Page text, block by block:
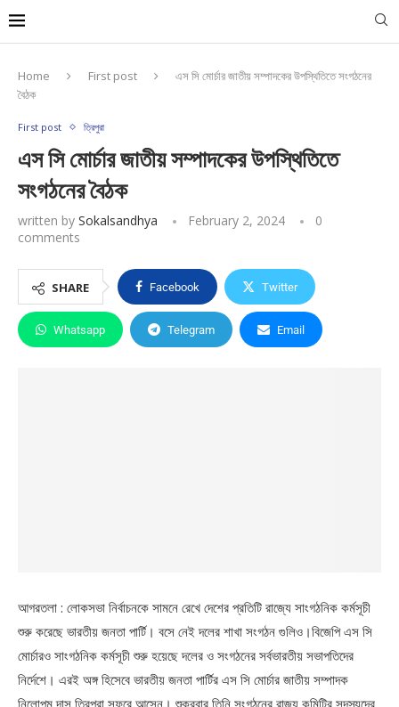
Home First post
এস সি মোর্চার জাতীয় সম্পাদকের উপস্থিতিতে সংগঠনের
বৈঠক
First post ত্রিপুরা
এস সি মোর্চার জাতীয় সম্পাদকের উপস্থিতিতে
সংগঠনের বৈঠক
written by Sokalsandhya February 2, 2024
0
comments
SHARE Facebook Twitter
Whatsapp Telegram Email
আগরতলা : লোকসভা নির্বাচনকে সামনে রেখে দেশের প্রতিটি রাজ্যে সাংগঠনিক কর্মসূচী
শুরু করেছে ভারতীয় জনতা পার্টি। বসে নেই দলের শাখা সংগঠন গুলিও।বিজেপি এস সি
মোর্চারও সাংগঠনিক কর্মসূচী শুরু হয়েছে দলের ও সংগঠনের সর্বভারতীয় সভাপতিদের
নির্দেশে। এরই অঙ্গ হিসেবে ভারতীয় জনতা পার্টির এস সি মোর্চার জাতীয় সম্পাদক